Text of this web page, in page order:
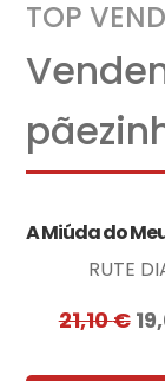
TOP
RUTE
21,10€